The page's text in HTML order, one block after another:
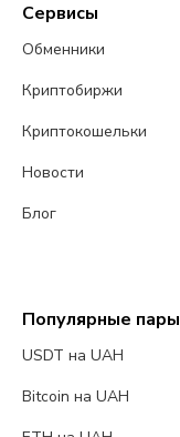
Сервисы
Обменники
Криптобиржи
Криптокошельки
Новости
Блог
Популярные пары
USDT на UAH
Bitcoin на UAH